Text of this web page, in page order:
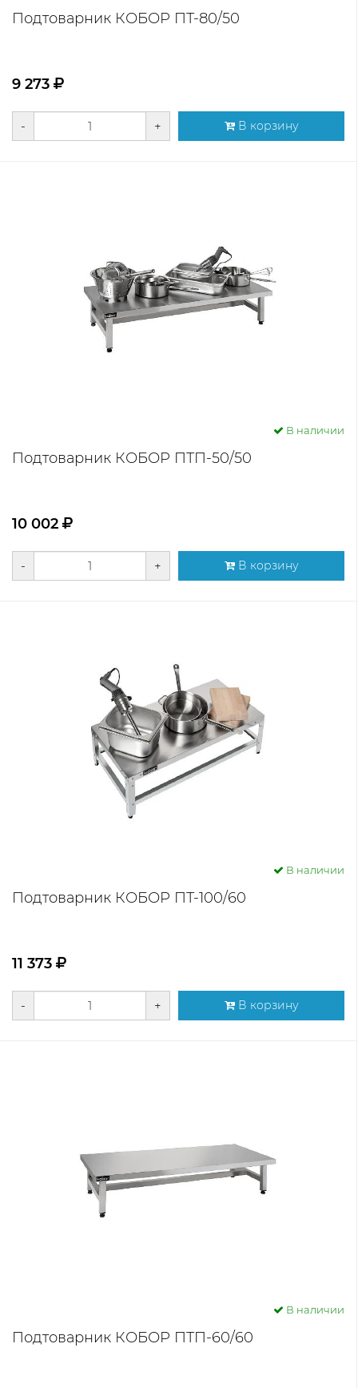
Подтоварник КОБОР ПТ-80/50
9 273
- + В корзину
В наличии
Подтоварник КОБОР ПТП-50/50
10 002
- + В корзину
В наличии
Подтоварник КОБОР ПТ-100/60
11 373
- + В корзину
В наличии
Подтоварник КОБОР ПТП-60/60